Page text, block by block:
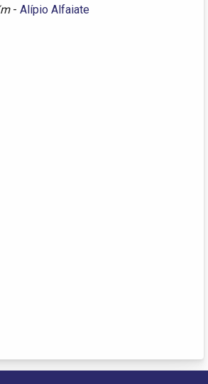
- Alípio Alfaiate